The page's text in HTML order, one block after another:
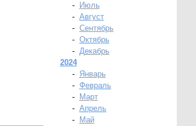
-
Июль
- Август
- Сентябрь
- Октябрь
- Декабрь
2024
-
Январь
- Февраль
-
Март
- Апрель
-
Май